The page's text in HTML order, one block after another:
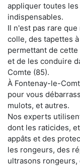
appliquer toutes
indispensables.
Il n'est pas rare
colle, des tapettes
permettant de
et de les conduire
Comte (85).
À Fontenay-le-
pour vous
mulots, et autres.
Nos experts
dont les raticides,
appâts et des
les rongeurs, des
ultrasons rongeurs,